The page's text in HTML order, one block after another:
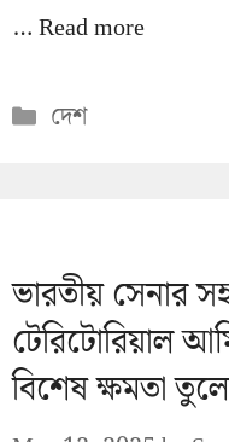
…Read more
Categories
দেশ
ভারতীয় সেনার
টেরিটোরিয়াল
বিশেষ ক্ষমতা